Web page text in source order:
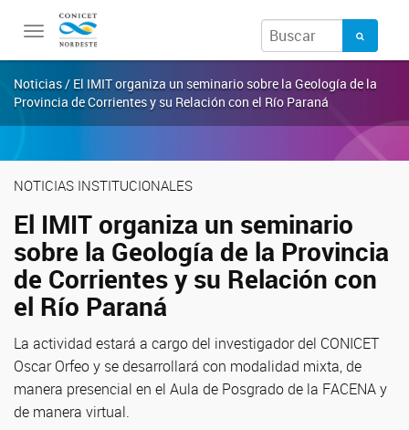
Toggle
navigation
Noticias / El IMIT organiza un seminario sobre la Geología de la
Provincia de Corrientes y su Relación con el Río Paraná
NOTICIAS INSTITUCIONALES
El IMIT organiza un seminario
sobre la Geología de la Provincia
de Corrientes y su Relación con
el Río Paraná
La actividad estará a cargo del investigador del CONICET
Oscar Orfeo y se desarrollará con modalidad mixta, de
manera presencial en el Aula de Posgrado de la FACENA y
de manera virtual.